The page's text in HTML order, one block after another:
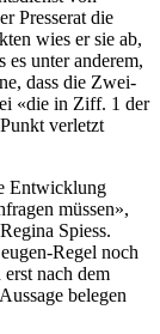
Presserat die
wies er sie ab,
es unter anderem,
dass die Zwei-
«die in Ziff. 1 der
verletzt
Entwicklung
müssen»,
Spiess.
Regel noch
nach dem
belegen